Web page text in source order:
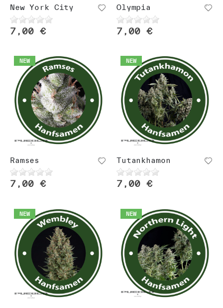
New York City
7,00 €
Olympia
7,00 €
NEW
Ramses
7,00 €
NEW
Tutankhamon
7,00 €
NEW NEW